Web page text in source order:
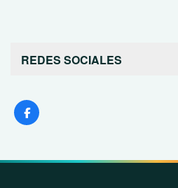
REDES SOCIALES